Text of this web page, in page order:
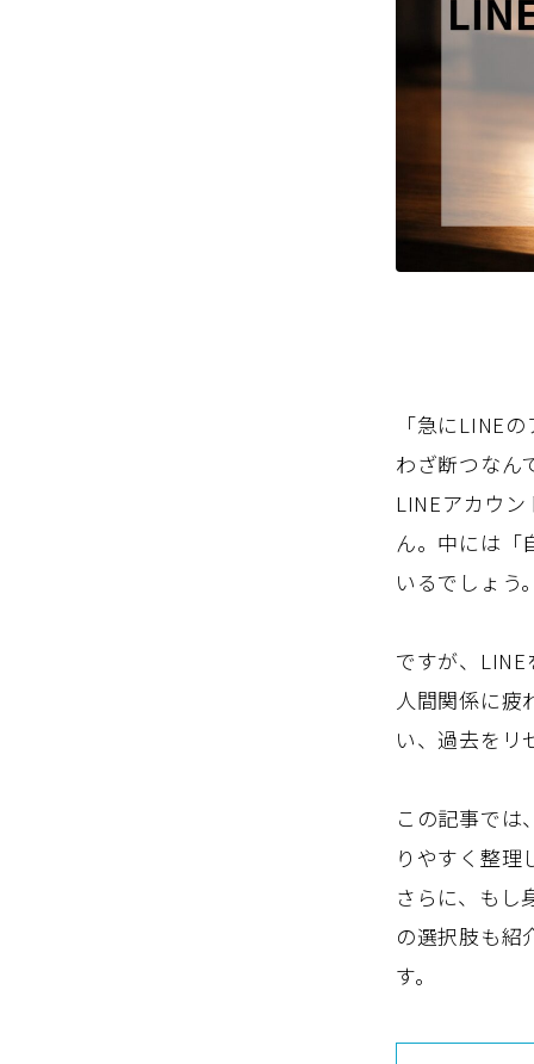
「急にLINE
わざ断つなん
LINEアカウ
ん。中には「
いるでしょう
ですが、
人間関係に疲
い、過去をリ
この記事では
りやすく整理
さらに、もし
の選択肢も紹
す。